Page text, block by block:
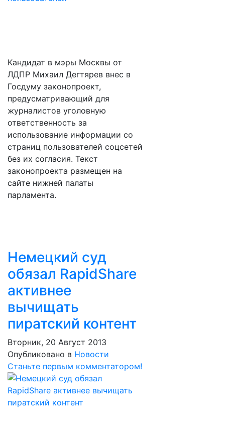
Кандидат в мэры Москвы от
ЛДПР Михаил Дегтярев внес в
Госдуму законопроект,
предусматривающий для
журналистов уголовную
ответственность за
использование информации со
страниц пользователей соцсетей
без их согласия. Текст
законопроекта размещен на
сайте нижней палаты
парламента.
Немецкий суд
обязал RapidShare
активнее
вычищать
пиратский контент
Вторник, 20 Август 2013
Опубликовано в Новости
Станьте первым комментатором!